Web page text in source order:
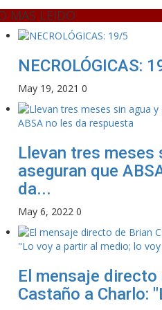
MAS LEIDO
NECROLÓGICAS:
May 19, 2021 0
Llevan tres meses
aseguran que
da...
May 6, 2022 0
El mensaje directo
Castaño a Charlo: